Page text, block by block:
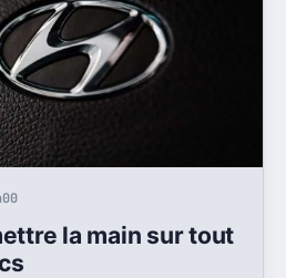
la main sur tout